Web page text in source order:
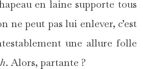
en laine supporte tous
ne peut pas lui enlever, c’est
une allure folle
. Alors, partante ?